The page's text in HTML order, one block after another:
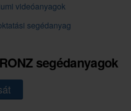
videóanyagok
segédanyag
segédanyagok